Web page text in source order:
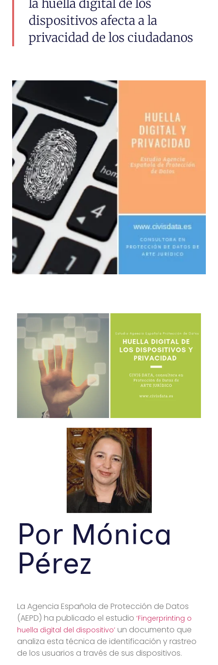
la huella digital de los
dispositivos afecta a la
privacidad de los ciudadanos
Por Mónica
Pérez
La Agencia Española de Protección de Datos
(AEPD) ha publicado el estudio ‘Fingerprinting o
huella digital del dispositivo’ un documento que
analiza esta técnica de identificación y rastreo
de los usuarios a través de sus dispositivos.